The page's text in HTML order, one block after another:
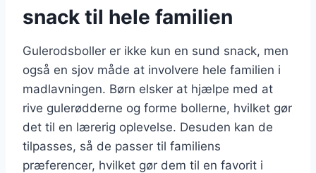
snack til hele familien
Gulerodsboller er ikke kun en sund snack, men
også en sjov måde at involvere hele familien i
madlavningen. Børn elsker at hjælpe med at
rive gulerødderne og forme bollerne, hvilket gør
det til en lærerig oplevelse. Desuden kan de
tilpasses, så de passer til familiens
præferencer, hvilket gør dem til en favorit i